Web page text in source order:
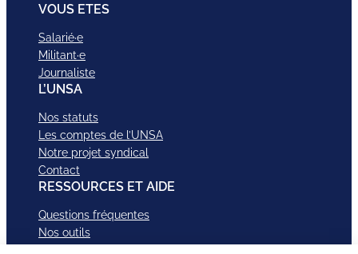
VOUS ETES
Salarié·e
Militant·e
Journaliste
L’UNSA
Nos statuts
Les comptes de l’UNSA
Notre projet syndical
Contact
RESSOURCES ET AIDE
Questions fréquentes
Nos outils